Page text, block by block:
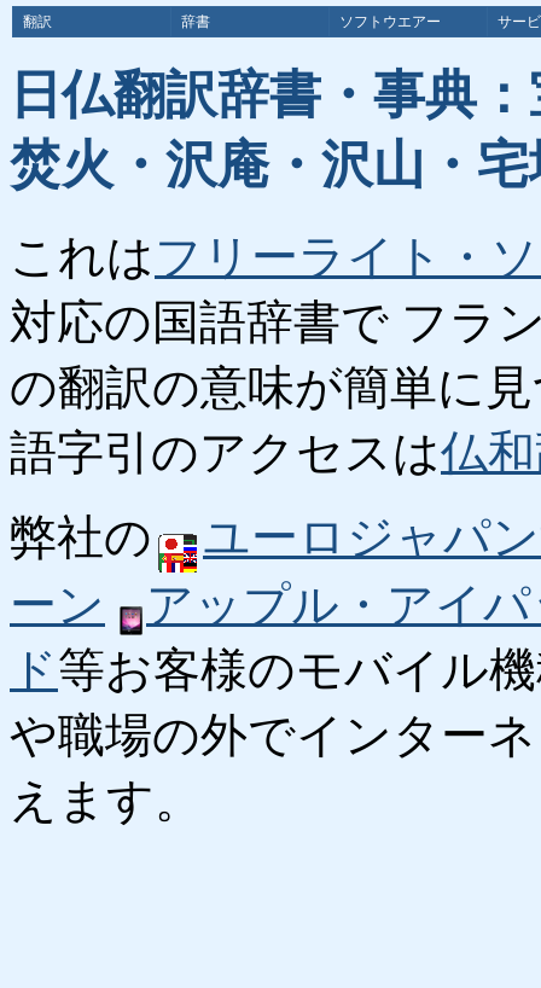
翻訳 辞書 ソフトウエアー サー
日仏翻訳辞書・事典
焚火・沢庵・沢山・
これはフリーライト・
対応の国語辞書で フラ
の翻訳の意味が簡単に
語字引のアクセスは仏
弊社の
ユーロジャパ
ーン
アップル・アイ
ド等お客様のモバイル
や職場の外でインター
えます。